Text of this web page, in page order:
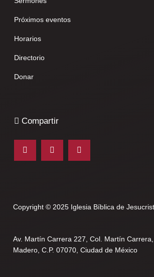
Próximos eventos
Horarios
Directorio
Donar
Compartir
Copyright © 2025 Iglesia Bíblica de
Av. Martín Carrera 227, Col. Martín Carrera,
Madero, C.P. 07070, Ciudad de México